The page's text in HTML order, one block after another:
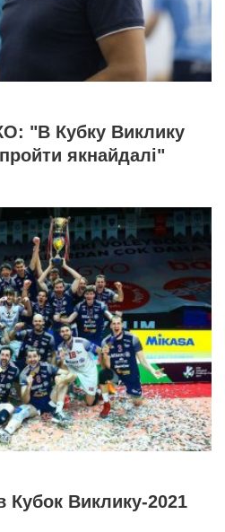
"В Кубку Виклику
якнайдалі"
Виклику-2021